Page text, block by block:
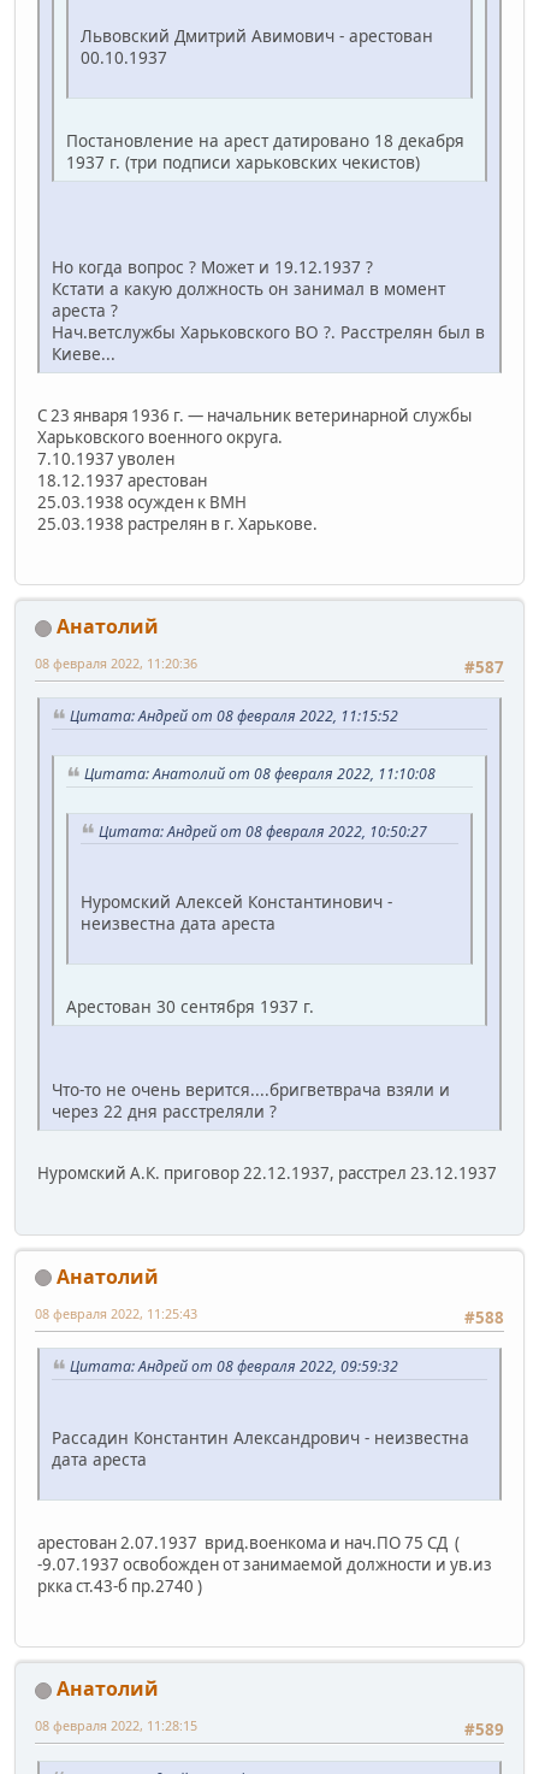
Львовский Дмитрий Авимович - арестован
00.10.1937
Постановление на арест датировано 18 декабря
1937 г. (три подписи харьковских чекистов)
Но когда вопрос ? Может и 19.12.1937 ?
Кстати а какую должность он занимал в момент
ареста ?
Нач.ветслужбы Харьковского ВО ?. Расстрелян был в
Киеве...
С 23 января 1936 г. — начальник ветери­нарной службы
Харьковского военного округа.
7.10.1937 уволен
18.12.1937 арестован
25.03.1938 осужден к ВМН
25.03.1938 растрелян в г. Харькове.
Анатолий
#587
08 февраля 2022, 11:20:36
Цитата: Андрей от 08 февраля 2022, 11:15:52
Цитата: Анатолий от 08 февраля 2022, 11:10:08
Цитата: Андрей от 08 февраля 2022, 10:50:27
Нуромский Алексей Константинович -
неизвестна дата ареста
Арестован 30 сентября 1937 г.
Что-то не очень верится....бригветврача взяли и
через 22 дня расстреляли ?
Нуромский А.К. приговор 22.12.1937, расстрел 23.12.1937
Анатолий
#588
08 февраля 2022, 11:25:43
Цитата: Андрей от 08 февраля 2022, 09:59:32
Рассадин Константин Александрович - неизвестна
дата ареста
арестован 2.07.1937 врид.военкома и нач.ПО 75 СД (
-9.07.1937 освобожден от занимаемой должности и ув.из
ркка ст.43-б пр.2740 )
Анатолий
#589
08 февраля 2022, 11:28:15